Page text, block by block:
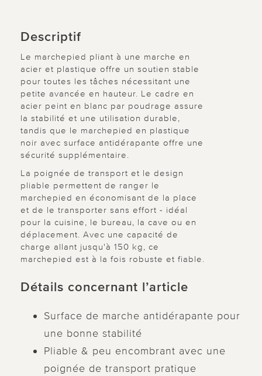
Descriptif
Le marchepied pliant à une marche en
acier et plastique offre un soutien stable
pour toutes les tâches nécessitant une
petite avancée en hauteur. Le cadre en
acier peint en blanc par poudrage assure
la stabilité et une utilisation durable,
tandis que le marchepied en plastique
noir avec surface antidérapante offre une
sécurité supplémentaire.
La poignée de transport et le design
pliable permettent de ranger le
marchepied en économisant de la place
et de le transporter sans effort - idéal
pour la cuisine, le bureau, la cave ou en
déplacement. Avec une capacité de
charge allant jusqu'à 150 kg, ce
marchepied est à la fois robuste et fiable.
Détails concernant l’article
Surface de marche antidérapante pour
une bonne stabilité
Pliable & peu encombrant avec une
poignée de transport pratique